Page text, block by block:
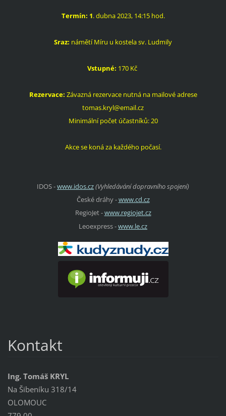
Termín: 1. dubna 2023, 14:15 hod.
Sraz: námětí Míru u kostela sv. Ludmily
Vstupné: 170 Kč
Rezervace: Závazná rezervace nutná na mailové adrese
tomas.kryl@email.cz
Minimální počet účastníků: 20
Akce se koná za každého počasí.
IDOS -www.idos.cz(Vyhledávání dopravního spojení)
České dráhy -www.cd.cz
RegioJet -www.regiojet.cz
Leoexpress -www.le.cz
Kontakt
Ing. Tomáš KRYL
Na Šibeníku 318/14
OLOMOUC